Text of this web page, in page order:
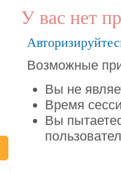
У вас нет
Возможные
Вы не
Время
Вы